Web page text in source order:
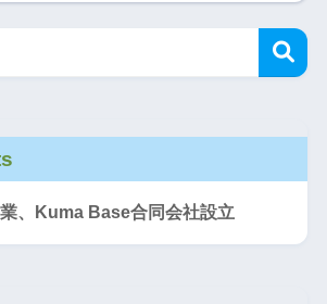
、Kuma Base合同会社設立